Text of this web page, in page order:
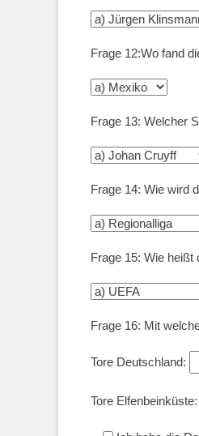
Frage 12:Wo fand
Frage 13: Welcher
Frage 14: Wie wird
Frage 15: Wie heißt
Frage 16: Mit
Tore Deutschland:
Tore Elfenbeinküste: